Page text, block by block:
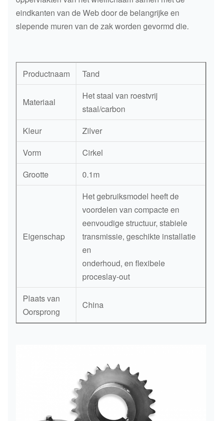
eindkanten van de Web door de belangrijke en
slepende muren van de zak worden gevormd die.
Productnaam Tand
Materiaal
Het staal van roestvrij
staal/carbon
Kleur
Zilver
Vorm
Cirkel
Grootte
0.1m
Eigenschap
Het gebruiksmodel heeft de
voordelen van compacte en
eenvoudige structuur, stabiele
transmissie, geschikte installatie
en
onderhoud, en flexibele
proceslay-out
Plaats van
Oorsprong
China